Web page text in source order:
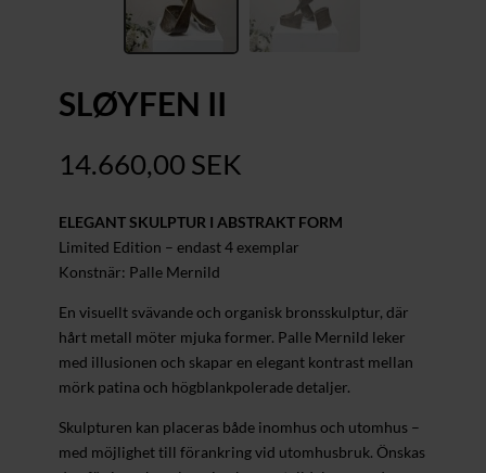
SLØYFEN II
14.660,00 SEK
ELEGANT SKULPTUR I ABSTRAKT FORM
Limited Edition – endast 4 exemplar
Konstnär: Palle Mernild
En visuellt svävande och organisk bronsskulptur, där
hårt metall möter mjuka former. Palle Mernild leker
med illusionen och skapar en elegant kontrast mellan
mörk patina och högblankpolerade detaljer.
Skulpturen kan placeras både inomhus och utomhus –
med möjlighet till förankring vid utomhusbruk. Önskas